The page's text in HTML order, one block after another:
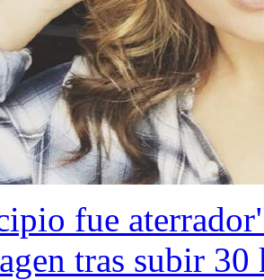
fue
tras subir 30